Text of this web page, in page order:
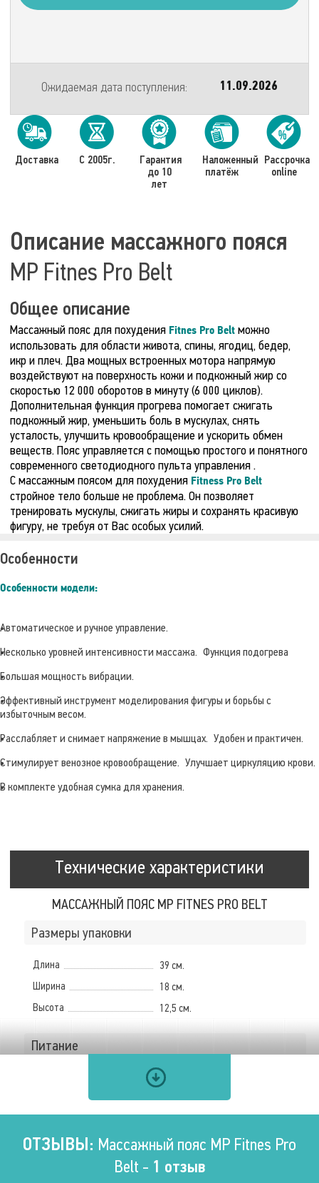
Ожидаемая дата поступления: 11.09.2026
Доставка С 2005г.
Гарантия
до 10
лет
Наложенный
платёж
Рассрочка
online
Описание массажного пояся
MP Fitnes Pro Belt
Общее описание
Массажный пояс для похудения Fitnes Pro Belt можно
использовать для области живота, спины, ягодиц, бедер,
икр и плеч. Два мощных встроенных мотора напрямую
воздействуют на поверхность кожи и подкожный жир со
скоростью 12 000 оборотов в минуту (6 000 циклов).
Дополнительная функция прогрева помогает сжигать
подкожный жир, уменьшить боль в мускулах, снять
усталость, улучшить кровообращение и ускорить обмен
веществ. Пояс управляется с помощью простого и понятного
современного светодиодного пульта управления .
С массажным поясом для похудения Fitness Pro Belt
стройное тело больше не проблема. Он позволяет
тренировать мускулы, сжигать жиры и сохранять красивую
фигуру, не требуя от Вас особых усилий.
Особенности
Особенности модели:
Автоматическое и ручное управление.
Несколько уровней интенсивности массажа. Функция подогрева
Большая мощность вибрации.
Эффективный инструмент моделирования фигуры и борьбы с
избыточным весом.
Расслабляет и снимает напряжение в мышцах. Удобен и практичен.
Стимулирует венозное кровообращение. Улучшает циркуляцию крови.
В комплекте удобная сумка для хранения.
Технические характеристики
МАССАЖНЫЙ ПОЯС MP FITNES PRO BELT
Размеры упаковки
Длина
39 см.
Ширина
18 см.
Высота
12,5 см.
Питание
От розетки
60 Вт.
Частота
50 – 50 Гц.
ОТЗЫВЫ: Массажный пояс MP Fitnes Pro
Belt - 1 отзыв